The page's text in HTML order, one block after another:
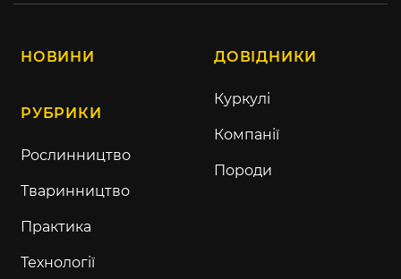
НОВИНИ
РУБРИКИ
Рослинництво
Тваринництво
Практика
Технології
ДОВІДНИКИ
Куркулі
Компанії
Породи